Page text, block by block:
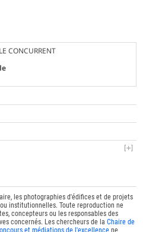
CONCURRENT
les photographies d'édifices et de projets
institutionnelles. Toute reproduction ne
concepteurs ou les responsables des
concernés. Les chercheurs de laChaire de
et médiations de l'excellence ne